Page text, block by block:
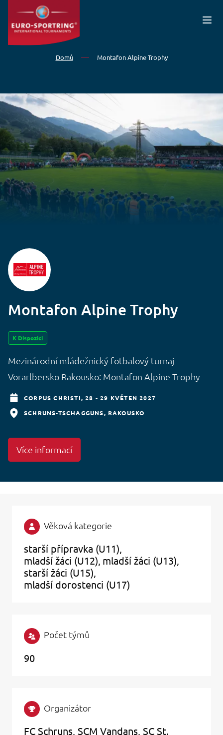
Přejít k hlavnímu obsahu
Domů Montafon Alpine Trophy
Montafon Alpine Trophy
K Dispozici
Mezinárodní mládežnický fotbalový turnaj
Vorarlbersko Rakousko: Montafon Alpine Trophy
CORPUS CHRISTI,28 - 29 KVĚTEN 2027
SCHRUNS-TSCHAGGUNS
RAKOUSKO
Více informací
Věková kategorie
starší přípravka (U11)
mladší žáci (U12) mladší žáci (U13)
starší žáci (U15)
mladší dorostenci (U17)
Počet týmů
90
Organizátor
FC Schruns, SCM Vandans, SC St.